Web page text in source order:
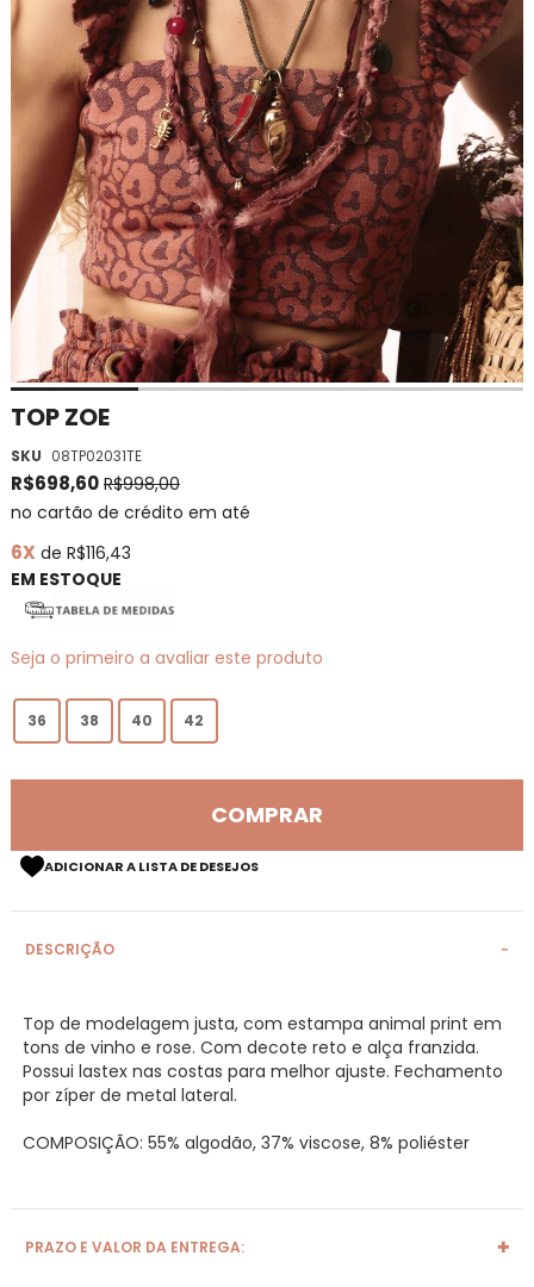
TOP ZOE
SKU 08TP02031TE
R$698,60 R$998,00
no cartão de crédito em até
6X de R$116,43
EM ESTOQUE
Seja o primeiro a avaliar este produto
36 38 40 42
COMPRAR
ADICIONAR A LISTA DE DESEJOS
DESCRIÇÃO
Top de modelagem justa, com estampa animal print em
tons de vinho e rose. Com decote reto e alça franzida.
Possui lastex nas costas para melhor ajuste. Fechamento
por zíper de metal lateral.
COMPOSIÇÃO: 55% algodão, 37% viscose, 8% poliéster
PRAZO E VALOR DA ENTREGA:
Saltar
o
início
da
de
imagens